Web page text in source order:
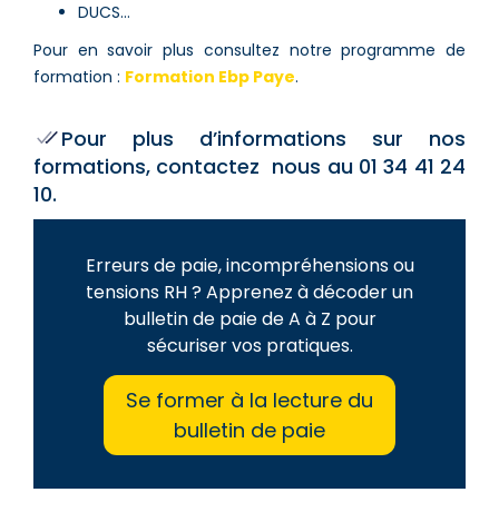
DUCS…
Pour en savoir plus consultez notre programme de
formation : Formation Ebp Paye.
Pour plus d’informations sur nos
formations, contactez nous au 01 34 41 24
10.
Erreurs de paie, incompréhensions ou
tensions RH ? Apprenez à décoder un
bulletin de paie de A à Z pour
sécuriser vos pratiques.
Se former à la lecture du
bulletin de paie